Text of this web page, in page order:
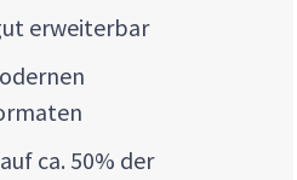
erweiterbar
ca. 50% der